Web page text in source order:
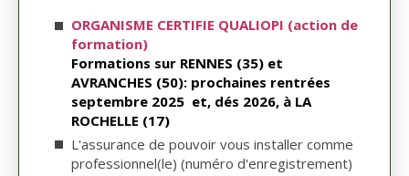
ORGANISME CERTIFIE QUALIOPI (action de
formation)
Formations sur RENNES (35) et
AVRANCHES (50): prochaines rentrées
septembre 2025 et, dés 2026, à LA
ROCHELLE (17)
L 'assurance de pouvoir vous installer comme
professionnel(le) (numéro d'enregistrement)